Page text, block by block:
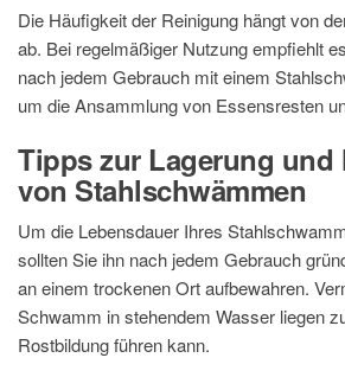
Die Häufigkeit der Reinigung hängt von
ab. Bei regelmäßiger Nutzung empfiehlt
nach jedem Gebrauch mit einem
um die Ansammlung von Essensresten
Tipps zur Lagerung und
von Stahlschwämmen
Um die Lebensdauer Ihres
sollten Sie ihn nach jedem Gebrauch
an einem trockenen Ort aufbewahren.
Schwamm in stehendem Wasser liegen
Rostbildung führen kann.